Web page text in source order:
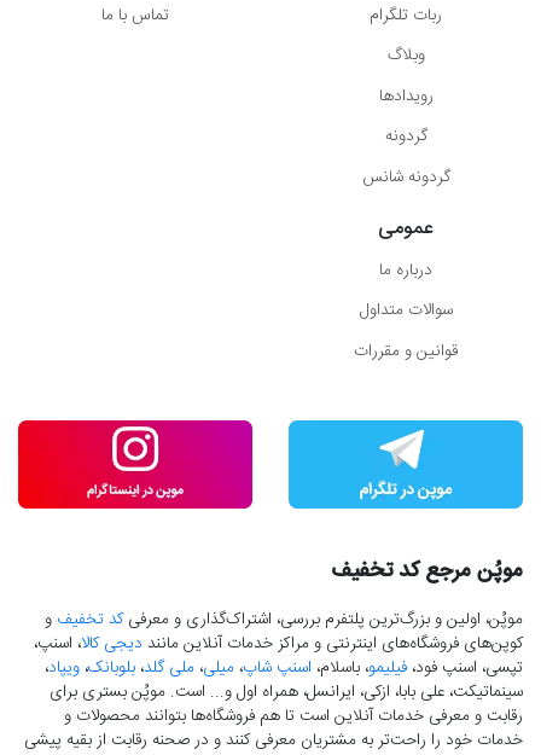
ربات تلگرام
وبلاگ
رویدادها
گردونه
گردونه شانس
تماس با ما
عمومی
درباره ما
سوالات متداول
قوانین و مقررات
موپُن مرجع کد تخفیف
موپُن، اولین و بزرگ‌ترین پلتفرم بررسی، اشتراک‌گذاری و معرفیکد تخفیف و
کوپن‌های فروشگاه‌های اینترنتی و مراکز خدمات آنلاین مانند دیجی کالا، اسنپ،
تپسی، اسنپ فود، فیلیمو، باسلام، اسنپ شاپ، میلی، ملی گلد، بلوبانک، ویپاد،
سینماتیکت، علی بابا، ازکی، ایرانسل، همراه اول و... است. موپُن بستری برای
رقابت و معرفی خدمات آنلاین است تا هم فروشگاه‌ها بتوانند محصولات و
خدمات خود را راحت‌تر به مشتریان معرفی کنند و در صحنه رقابت از بقیه پیشی